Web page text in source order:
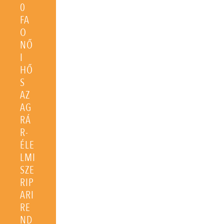
0
FA
O
NŐ
I
HŐ
S
AZ
AG
RÁ
R-
ÉLE
LMI
SZE
RIP
ARI
RE
ND